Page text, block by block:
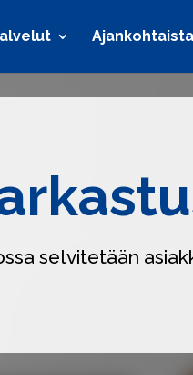
Ajankohtaista
selvitetään